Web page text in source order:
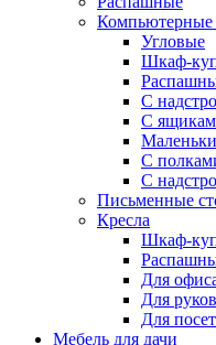
Компьютерные
Угловые
Шкаф-
С
С
С
С
Письменные
Кресла
Шкаф-
Для
Для
Для
Мебель для дачи